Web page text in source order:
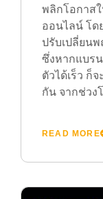
พลิกโอกาส
ออนไลน์ โด
ปรับเปลี่ยน
ซึ่งหากแบร
ตัวได้เร็ว ก็
กัน จากช่วง
READ MORE